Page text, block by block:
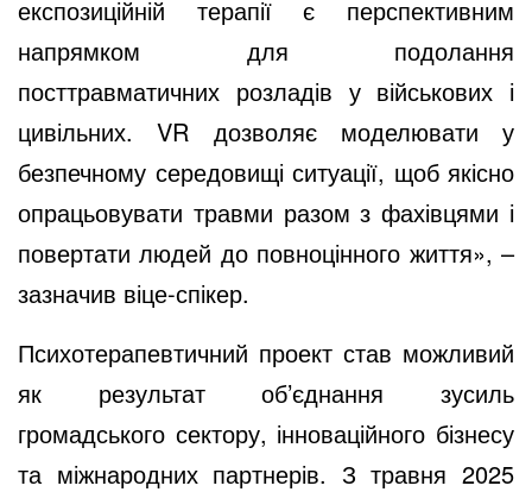
експозиційній терапії є перспективним
напрямком для подолання
посттравматичних розладів у військових і
цивільних. VR дозволяє моделювати у
безпечному середовищі ситуації, щоб якісно
опрацьовувати травми разом з фахівцями і
повертати людей до повноцінного життя», –
зазначив віце-спікер.
Психотерапевтичний проект став можливий
як результат об’єднання зусиль
громадського сектору, інноваційного бізнесу
та міжнародних партнерів. З травня 2025